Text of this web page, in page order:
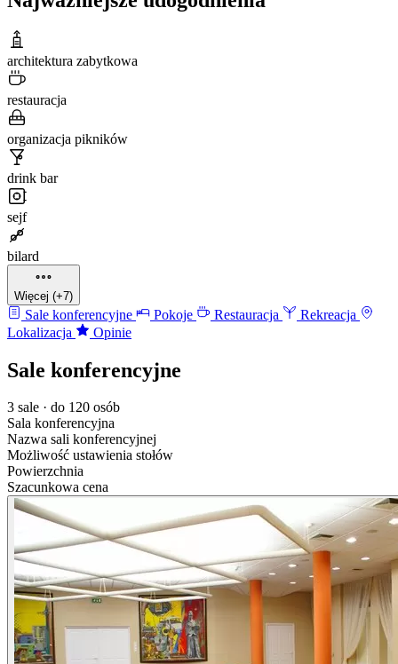
architektura zabytkowa
restauracja
organizacja pikników
drink bar
sejf
bilard
Więcej (+7)
Sale konferencyjne Pokoje Restauracja
Rekreacja
Lokalizacja
Opinie
Sale konferencyjne
3 sale · do 120 osób
Sala konferencyjna
Nazwa sali konferencyjnej
Możliwość ustawienia stołów
Powierzchnia
Szacunkowa cena